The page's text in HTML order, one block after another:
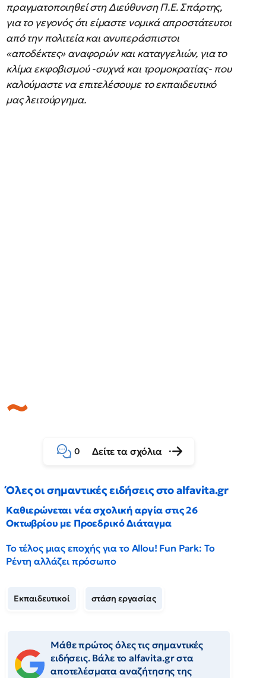
πραγματοποιηθεί στη Διεύθυνση Π.Ε. Σπάρτης,
για το γεγονός ότι είμαστε νομικά απροστάτευτοι
από την πολιτεία και ανυπεράσπιστοι
«αποδέκτες» αναφορών και καταγγελιών, για το
κλίμα εκφοβισμού -συχνά και τρομοκρατίας- που
καλούμαστε να επιτελέσουμε το εκπαιδευτικό
μας λειτούργημα.
0 Δείτε τα σχόλια
Όλες οι σημαντικές ειδήσεις στο alfavita.gr
Καθιερώνεται νέα σχολική αργία στις 26
Οκτωβρίου με Προεδρικό Διάταγμα
Το τέλος μιας εποχής για το Allou! Fun Park: Το
Ρέντη αλλάζει πρόσωπο
Εκπαιδευτικοί στάση εργασίας
Μάθε πρώτος όλες τις σημαντικές
ειδήσεις. Βάλε το alfavita.gr στα
αποτελέσματα αναζήτησης της